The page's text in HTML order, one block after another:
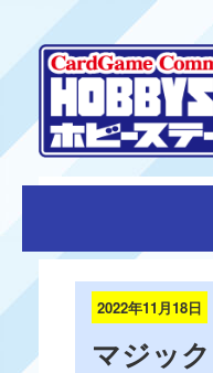
2022年11月18日
マジッ